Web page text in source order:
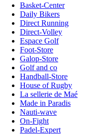
Basket-Center
Daily Bikers
Direct Running
Direct-Volley
Espace Golf
Foot-Store
Galop-Store
Golf and co
Handball-Store
House of Rugby
La sellerie de Maé
Made in Paradis
Nauti-wave
On-Fight
Padel-Expert